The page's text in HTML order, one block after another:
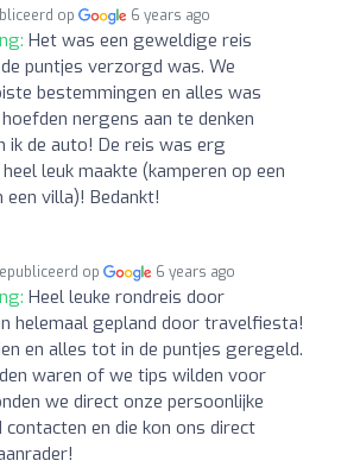
op 6 years ago
Het was een geweldige reis
puntjes verzorgd was. We
bestemmingen en alles was
nergens aan te denken
ik de auto! De reis was erg
leuk maakte (kamperen op een
villa)! Bedankt!
op 6 years ago
Heel leuke rondreis door
helemaal gepland door travelfiesta!
en alles tot in de puntjes geregeld.
waren of we tips wilden voor
we direct onze persoonlijke
en die kon ons direct